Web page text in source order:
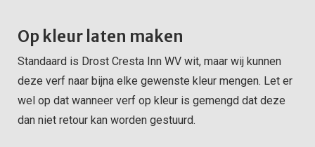
Op kleur laten maken
Standaard is Drost Cresta Inn WV wit, maar wij kunnen
deze verf naar bijna elke gewenste kleur mengen. Let er
wel op dat wanneer verf op kleur is gemengd dat deze
dan niet retour kan worden gestuurd.